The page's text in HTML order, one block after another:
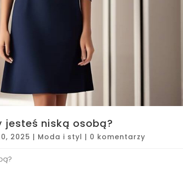
niską osobą?
2025 | Moda i styl | 0 komentarzy